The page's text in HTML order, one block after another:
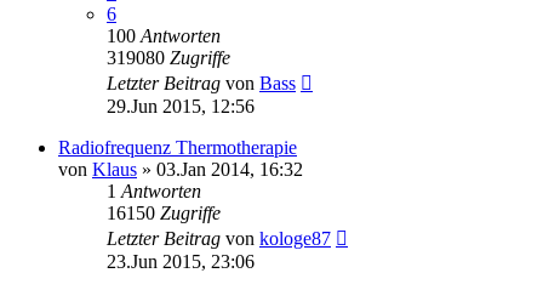
6
100 Antworten
319080 Zugriffe
Letzter Beitrag von Bass
29.Jun 2015, 12:56
Radiofrequenz Thermotherapie
von Klaus » 03.Jan 2014, 16:32
1 Antworten
16150 Zugriffe
Letzter Beitrag von kologe87
23.Jun 2015, 23:06